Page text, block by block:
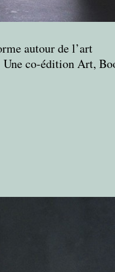
autour de l’art
Une co-édition Art,